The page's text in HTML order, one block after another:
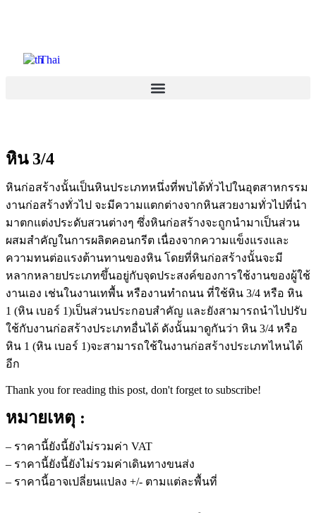
Thai
หิน 3/4
หินก่อสร้างนั้นเป็นหินประเภทหนึ่งที่พบได้ทั่วไปในอุตสาหกรรม
งานก่อสร้างทั่วไป จะมีความแตกต่างจากหินสวยงามทั่วไปที่นำ
มาตกแต่งประดับสวนต่างๆ ซึ่งหินก่อสร้างจะถูกนำมาเป็นส่วน
ผสมสำคัญในการผลิตคอนกรีต เนื่องจากความแข็งแรงและ
ความทนต่อแรงต้านทานของหิน โดยที่หินก่อสร้างนั้นจะมี
หลากหลายประเภทขึ้นอยู่กับจุดประสงค์ของการใช้งานของผู้ใช้
งานเอง เช่นในงานเทพื้น หรืองานทำถนน ที่ใช้หิน 3/4 หรือ หิน
1 (หิน เบอร์ 1)เป็นส่วนประกอบสำคัญ และยังสามารถนำไปปรับ
ใช้กับงานก่อสร้างประเภทอื่นได้ ดังนั้นมาดูกันว่า หิน 3/4 หรือ
หิน 1 (หิน เบอร์ 1)จะสามารถใช้ในงานก่อสร้างประเภทไหนได้
อีก
Thank you for reading this post, don't forget to subscribe!
หมายเหตุ :
– ราคานี้ยังนี้ยังไม่รวมค่า VAT
– ราคานี้ยังนี้ยังไม่รวมค่าเดินทางขนส่ง
– ราคานี้อาจเปลี่ยนแปลง +/- ตามแต่ละพื้นที่